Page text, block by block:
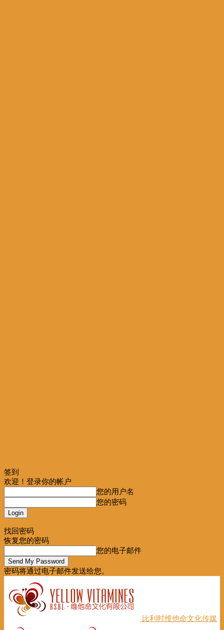
签到
欢迎！登录你的帐户
您的用户名
您的密码
找回密码
恢复您的密码
您的电子邮件
密码将通过电子邮件发送给您。
比利时维他命文化传媒